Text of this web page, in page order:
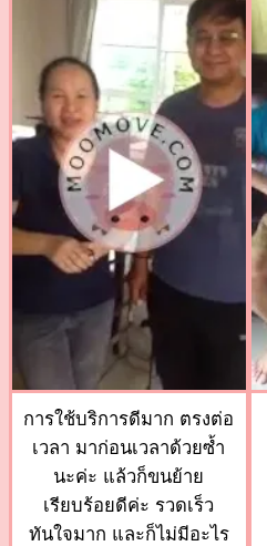
การใช้บริการดีมาก ตรงต่อ
เวลา มาก่อนเวลาด้วยซ้ำ
นะค่ะ แล้วก็ขนย้าย
เรียบร้อยดีค่ะ รวดเร็ว
ทันใจมาก และก็ไม่มีอะไร